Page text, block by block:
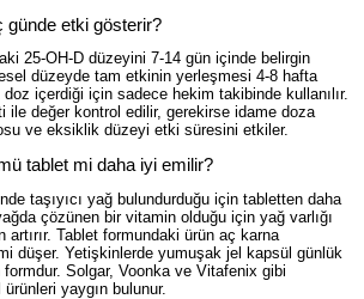
günde etki gösterir?
25-OH-D düzeyini 7-14 gün içinde belirgin
düzeyde tam etkinin yerleşmesi 4-8 hafta
içerdiği için sadece hekim takibinde kullanılır.
ile değer kontrol edilir, gerekirse idame doza
ve eksiklik düzeyi etki süresini etkiler.
tablet mi daha iyi emilir?
taşıyıcı yağ bulundurduğu için tabletten daha
çözünen bir vitamin olduğu için yağ varlığı
artırır. Tablet formundaki ürün aç karna
düşer. Yetişkinlerde yumuşak jel kapsül günlük
Solgar, Voonka ve Vitafenix gibi
yaygın bulunur.